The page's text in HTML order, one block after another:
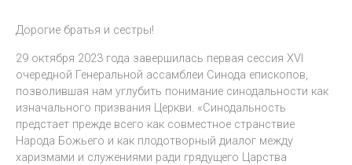
Дорогие братья и сестры!
29 октября 2023 года завершилась первая сессия XVI
очередной Генеральной ассамблеи Синода епископов,
позволившая нам углубить понимание синодальности как
изначального призвания Церкви. «Синодальность
предстает прежде всего как совместное странствие
Народа Божьего и как плодотворный диалог между
харизмами и служениями ради грядущего Царства